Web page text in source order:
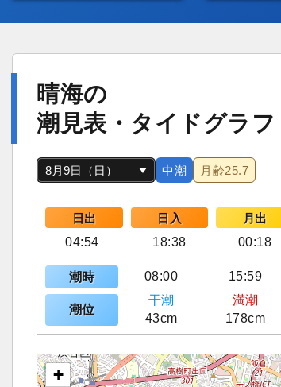
晴海の
潮見表・タイドグラフ
中潮 月齢25.7
日出 日入 月出
04:54
18:38 00:18
潮時 08:00 15:59
潮位
干潮 満潮
43cm
178cm
+